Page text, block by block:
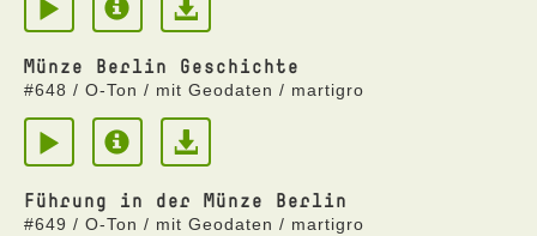
Münze Berlin Geschichte
#648 / O-Ton / mit Geodaten / martigro
Führung in der Münze Berlin
#649 / O-Ton / mit Geodaten / martigro